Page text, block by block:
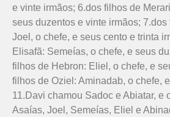
e vinte irmãos; 6.dos filhos de
seus duzentos e vinte irmãos; 7.dos
Joel, o chefe, e seus cento e trinta
Elisafã: Semeías, o chefe, e seus
filhos de Hebron: Eliel, o chefe, e
filhos de Oziel: Aminadab, o chefe,
11.Davi chamou Sadoc e Abiatar, e
Asaías, Joel, Semeías, Eliel e